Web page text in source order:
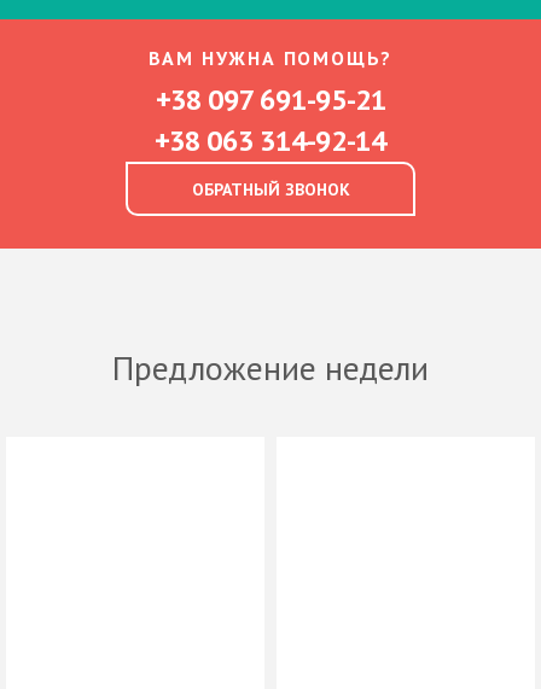
ВАМ НУЖНА ПОМОЩЬ?
+38 097 691-95-21
+38 063 314-92-14
ОБРАТНЫЙ ЗВОНОК
Предложение недели